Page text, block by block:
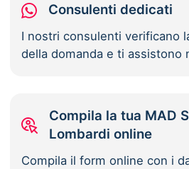
Consulenti dedicati
I nostri consulenti verificano
della domanda e ti assistono
Compila la tua MAD
Lombardi online
Compila il form online con i